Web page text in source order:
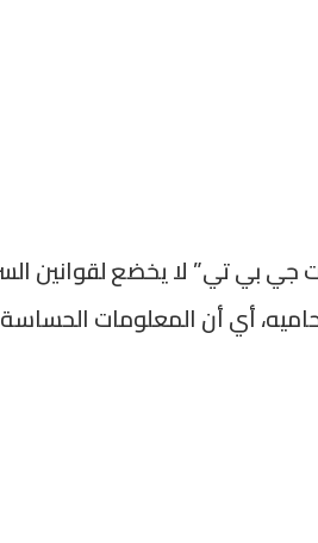
جي بي تي” لا يخضع لقوانين
أي أن المعلومات